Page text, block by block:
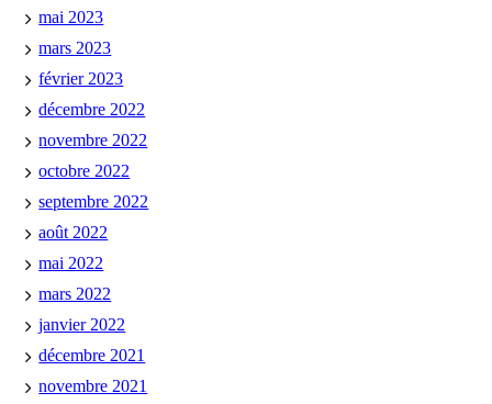
mai 2023
mars 2023
février 2023
décembre 2022
novembre 2022
octobre 2022
septembre 2022
août 2022
mai 2022
mars 2022
janvier 2022
décembre 2021
novembre 2021